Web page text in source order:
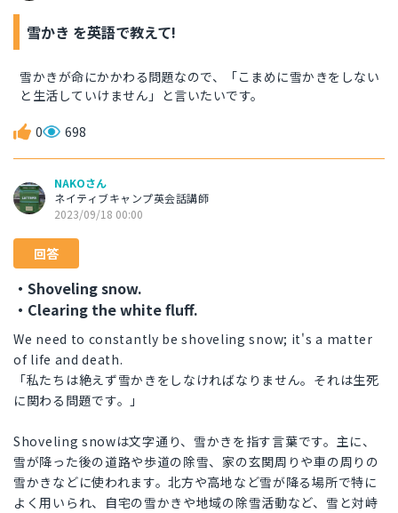
雪かき を英語で教えて!
雪かきが命にかかわる問題なので、「こまめに雪かきをしない
と生活していけません」と言いたいです。
0 698
NAKOさん
ネイティブキャンプ英会話講師
2023/09/18 00:00
回答
・Shoveling snow.
・Clearing the white fluff.
We need to constantly be shoveling snow; it's a matter
of life and death.
「私たちは絶えず雪かきをしなければなりません。それは生死
に関わる問題です。」
Shoveling snowは文字通り、雪かきを指す言葉です。主に、
雪が降った後の道路や歩道の除雪、家の玄関周りや車の周りの
雪かきなどに使われます。北方や高地など雪が降る場所で特に
よく用いられ、自宅の雪かきや地域の除雪活動など、雪と対峙